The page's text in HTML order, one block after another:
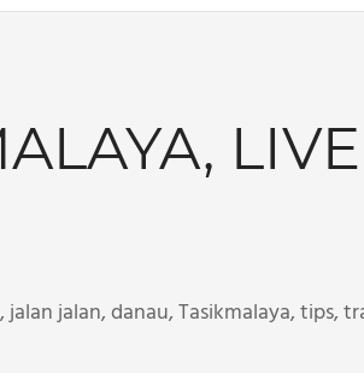
LIVE
jalan jalan, danau,Tasikmalaya,tips,